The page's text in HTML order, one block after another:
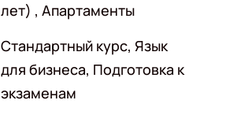
лет) , Апартаменты
Стандартный курс, Язык
для бизнеса, Подготовка к
экзаменам